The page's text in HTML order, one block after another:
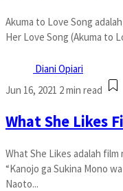
Akuma to Love Song
Her Love Song (Akuma to
Diani Opiari
Jun 16, 2021 2 min read
What She Likes
What She Likes adalah
“Kanojo ga Sukina Mono
Naoto...